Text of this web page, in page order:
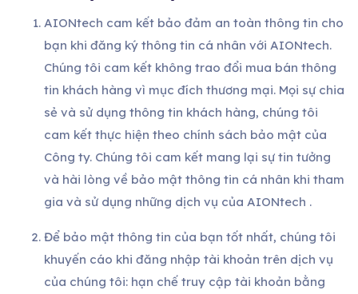
AIONtech cam kết bảo đảm an toàn thông tin cho
bạn khi đăng ký thông tin cá nhân với AIONtech.
Chúng tôi cam kết không trao đổi mua bán thông
tin khách hàng vì mục đích thương mại. Mọi sự chia
sẻ và sử dụng thông tin khách hàng, chúng tôi
cam kết thực hiện theo chính sách bảo mật của
Công ty. Chúng tôi cam kết mang lại sự tin tưởng
và hài lòng về bảo mật thông tin cá nhân khi tham
gia và sử dụng những dịch vụ của AIONtech .
Để bảo mật thông tin của bạn tốt nhất, chúng tôi
khuyến cáo khi đăng nhập tài khoản trên dịch vụ
của chúng tôi: hạn chế truy cập tài khoản bằng